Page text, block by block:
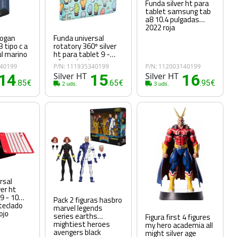
tipo c a
marino
.85€
Funda universal
rotatory 360º silver
ht para tablet 9 -
10.1 pulgadas
cactoos green metal
P/N: 111935340199
Silver HT
2 uds. 15.65€
Funda silver ht para
tablet samsung tab
a8 10.4 pulgadas
2022 roja
P/N: 112003140199
Silver HT
3 uds. 16.95€
ht
- 10 Pack 2 figuras hasbro
marvel legends
series earths
mightiest heroes
avengers black
Figura first 4 figures
my hero academia all
might silver age